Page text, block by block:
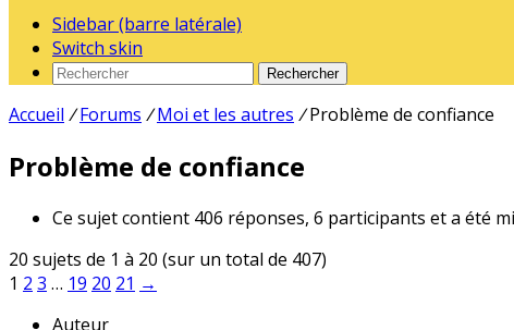
Sidebar (barre latérale)
Switch skin
Rechercher
Accueil / Forums / Moi et les autres / Problème de confiance
Problème de confiance
Ce sujet contient 406 réponses, 6 participants et a été
20 sujets de 1 à 20 (sur un total de 407)
1 2 3 … 19 20 21 →
Auteur